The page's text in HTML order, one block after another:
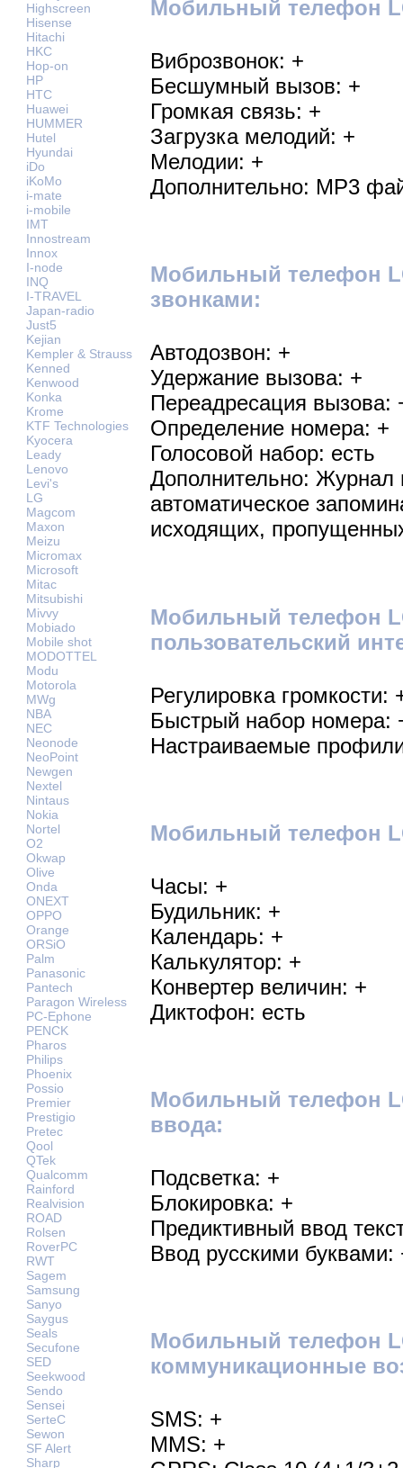
Highscreen
Hisense
Hitachi
HKC
Hop-on
HP
HTC
Huawei
HUMMER
Hutel
Hyundai
iDo
iKoMo
i-mate
i-mobile
IMT
Innostream
Innox
I-node
INQ
I-TRAVEL
Japan-radio
Just5
Kejian
Kempler & Strauss
Kenned
Kenwood
Konka
Krome
KTF Technologies
Kyocera
Leady
Lenovo
Levi's
LG
Magcom
Maxon
Meizu
Micromax
Microsoft
Mitac
Mitsubishi
Mivvy
Mobiado
Mobile shot
MODOTTEL
Modu
Motorola
MWg
NBA
NEC
Neonode
NeoPoint
Newgen
Nextel
Nintaus
Nokia
Nortel
O2
Okwap
Olive
Onda
ONEXT
OPPO
Orange
ORSiO
Palm
Panasonic
Pantech
Paragon Wireless
PC-Ephone
PENCK
Pharos
Philips
Phoenix
Possio
Premier
Prestigio
Pretec
Qool
QTek
Qualcomm
Rainford
Realvision
ROAD
Rolsen
RoverPC
RWT
Sagem
Samsung
Sanyo
Saygus
Seals
Secufone
SED
Seekwood
Sendo
Sensei
SerteC
Sewon
SF Alert
Sharp
Мобильный телефон
Виброзвонок: +
Бесшумный вызов: +
Громкая связь: +
Загрузка мелодий: +
Мелодии: +
Дополнительно: MP3
Мобильный телефон
звонками:
Автодозвон: +
Удержание вызова: +
Переадресация вызова:
Определение номера: +
Голосовой набор: есть
Дополнительно: Журнал
автоматическое
исходящих,
Мобильный телефон
пользовательский
Регулировка громкости:
Быстрый набор номера:
Настраиваемые
Мобильный телефон
Часы: +
Будильник: +
Календарь: +
Калькулятор: +
Конвертер величин: +
Диктофон: есть
Мобильный телефон
ввода:
Подсветка: +
Блокировка: +
Предиктивный ввод
Ввод русскими буквами:
Мобильный телефон
коммуникационные
SMS: +
MMS: +